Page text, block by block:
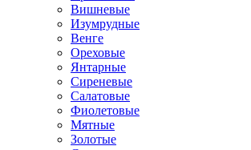
Вишневые
Изумрудные
Венге
Ореховые
Янтарные
Сиреневые
Салатовые
Фиолетовые
Мятные
Золотые